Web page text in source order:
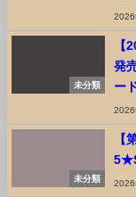
2026
未分類
【
発
ー
2026
未分類
【
2026